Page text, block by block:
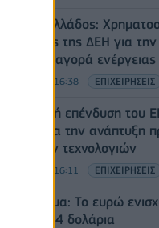
Deloitte Ελλάδος:
σύμβουλος της ΔΕΗ για
πολωνική αγορά ενέργειας
07/08/2026 - 16:38 ΕΠΙΧΕΙΡΗΣΕΙΣ
Στρατηγική επένδυση του
Fractal για την ανάπτυξη
αμυντικών τεχνολογιών
07/08/2026 - 16:11 ΕΠΙΧΕΙΡΗΣΕΙΣ
Συνάλλαγμα: Το ευρώ
στα 1,1534 δολάρια